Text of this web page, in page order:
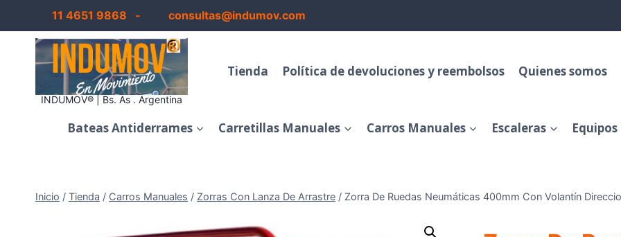
contenido
11 4651 9868 - consultas@indumov.com
INDUMOV® | Bs. As . Argentina
Tienda Política de devoluciones y reembolsos Quienes somos
Bateas Antiderrames Carretillas Manuales Carros Manuales Escaleras
Inicio / Tienda / Carros Manuales / Zorras Con Lanza De Arrastre / Zorra De Ruedas Neumáticas 400mm Con Volantín